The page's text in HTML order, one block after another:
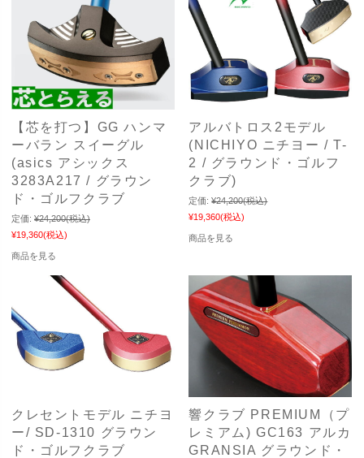
【芯を打つ】GG ハンマ
ーバラン スイーグル
(asics アシックス
3283A217 / グラウン
ド・ゴルフクラブ
定価: ¥24,200(税込)
¥19,360(税込)
商品を見る
アルバトロス2モデル
(NICHIYO ニチヨー / T-
2 / グラウンド・ゴルフ
クラブ)
定価: ¥24,200(税込)
¥19,360(税込)
商品を見る
クレセントモデル ニチヨ
ー/ SD-1310 グラウン
ド・ゴルフクラブ
響クラブ PREMIUM（プ
レミアム) GC163 アルカ
GRANSIA グラウンド・